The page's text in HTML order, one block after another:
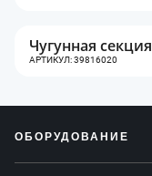
Чугунная секция
АРТИКУЛ: 39816020
ОБОРУДОВАНИЕ